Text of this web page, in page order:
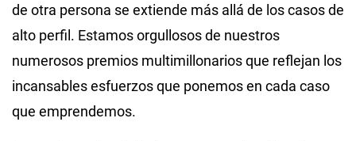
de otra persona se extiende más allá de los casos de
alto perfil. Estamos orgullosos de nuestros
numerosos premios multimillonarios que reflejan los
incansables esfuerzos que ponemos en cada caso
que emprendemos.